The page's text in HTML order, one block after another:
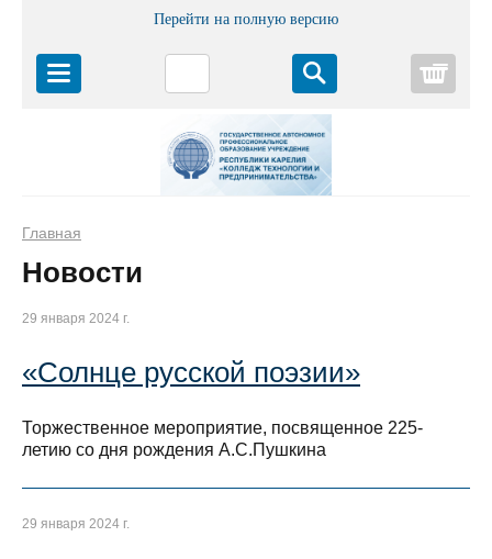
Перейти на полную версию
Главная
Новости
29 января 2024 г.
«Солнце русской поэзии»
Торжественное мероприятие, посвященное 225-
летию со дня рождения А.С.Пушкина
29 января 2024 г.